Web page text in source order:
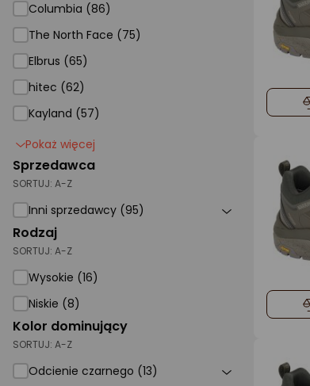
Columbia (86)
The North Face (75)
Elbrus (65)
hitec (62)
Kayland (57)
Pokaż więcej
Sprzedawca
SORTUJ: A-Z
Inni sprzedawcy (95)
Rodzaj
SORTUJ: A-Z
Wysokie (16)
Niskie (8)
Kolor dominujący
SORTUJ: A-Z
Odcienie czarnego (13)